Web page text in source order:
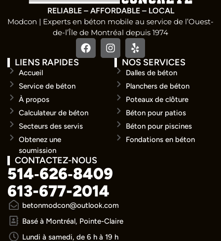
RELIABLE – AFFORDABLE – LOCAL
Modcon | Experts en béton mobile au service de l’Ouest-
de-l’Île de Montréal depuis 1974
LIENS RAPIDES
Accueil
Service de béton
À propos
Calculateur de béton
Secteurs des servis
Obtenez une
soumission
NOS SERVICES
Dalles de béton
Planchers de béton
Poteaux de clôture
Béton pour patios
Béton pour piscines
Fondations en béton
CONTACTEZ-NOUS
514‑626‑8409
613-677-2014
betonmodcon@outlook.com
Basé à Montréal, Pointe-Claire
Lundi à samedi, de 6 h à 19 h